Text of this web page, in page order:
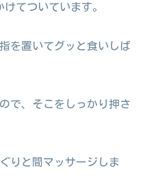
てついています。
を置いてグッと食いしば
で、そこをしっかり押さ
りと間マッサージしま